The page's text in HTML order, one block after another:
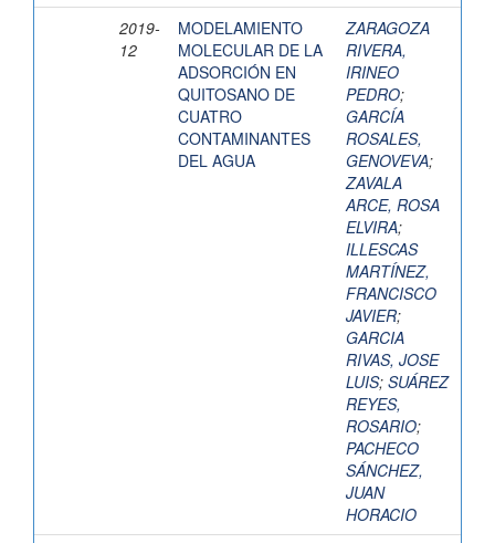
2019-
12
MODELAMIENTO
MOLECULAR DE LA
ADSORCIÓN EN
QUITOSANO DE
CUATRO
CONTAMINANTES
DEL AGUA
ZARAGOZA
RIVERA,
IRINEO
PEDRO;
GARCÍA
ROSALES,
GENOVEVA;
ZAVALA
ARCE, ROSA
ELVIRA;
ILLESCAS
MARTÍNEZ,
FRANCISCO
JAVIER;
GARCIA
RIVAS, JOSE
LUIS; SUÁREZ
REYES,
ROSARIO;
PACHECO
SÁNCHEZ,
JUAN
HORACIO